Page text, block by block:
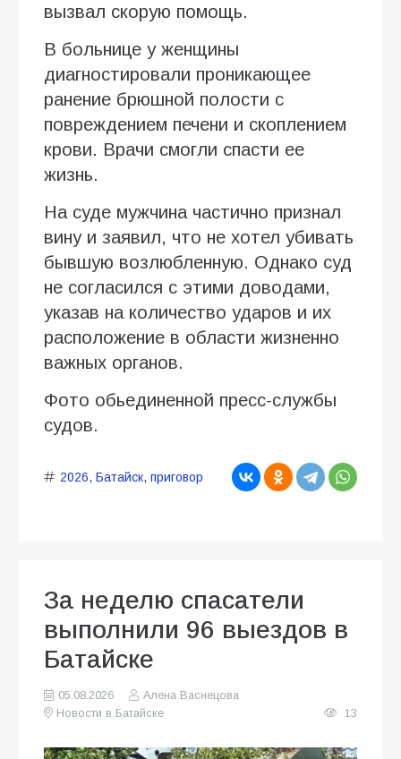
вызвал скорую помощь.
В больнице у женщины
диагностировали проникающее
ранение брюшной полости с
повреждением печени и скоплением
крови. Врачи смогли спасти ее
жизнь.
На суде мужчина частично признал
вину и заявил, что не хотел убивать
бывшую возлюбленную. Однако суд
не согласился с этими доводами,
указав на количество ударов и их
расположение в области жизненно
важных органов.
Фото обьединенной пресс-службы
судов.
2026, Батайск, приговор
За неделю спасатели
выполнили 96 выездов в
Батайске
05.08.2026
Алена Васнецова
Новости в Батайске
13